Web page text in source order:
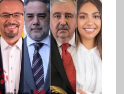
m
a
t
v